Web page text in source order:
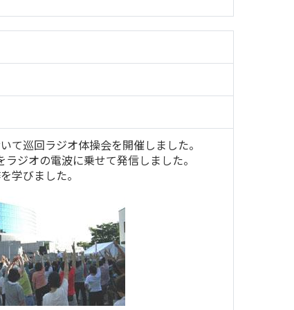
巡回ラジオ体操会を開催しました。
ジオの電波に乗せて発信しました。
学びました。